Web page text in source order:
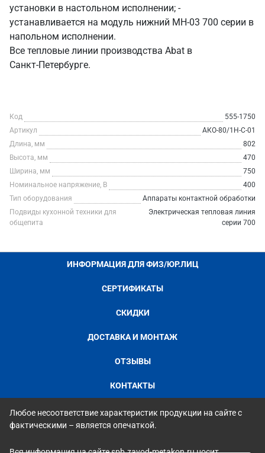
установки в настольном исполнении; -
устанавливается на модуль нижний МН-03 700 серии в
напольном исполнении.
Все тепловые линии производства Abat в
Санкт‑Петербурге.
Код
555-1750
Артикул
АКО-80/1Н-С-01
Длина, мм
802
Высота, мм
470
Ширина, мм
750
Номинальное напряжение, В
400
Тип оборудования
Аппараты контактной обработки
Подвиды кухонной техники для
общепита
Электрическая тепловая линия
серии 700
ИНФОРМАЦИЯ ДЛЯ ФИЗ/ЮР.ЛИЦ
СЕРТИФИКАТЫ
СКИДКИ
ДОСТАВКА И МОНТАЖ
ОТЗЫВЫ
КОНТАКТЫ
Любое несоответствие характеристик продукции на сайте с
фактическими – является опечаткой.